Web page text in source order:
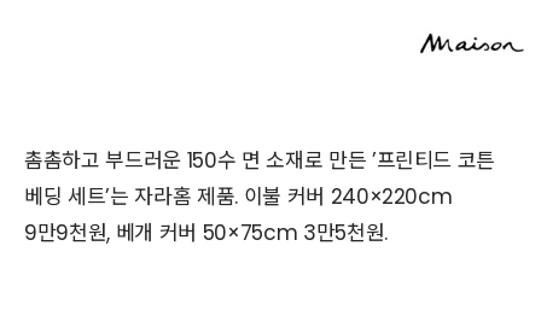
촘촘하고 부드러운 150수 면 소재로 만든 ’프린티드 코튼
베딩 세트’는 자라홈 제품. 이불 커버 240×220cm
9만9천원, 베개 커버 50×75cm 3만5천원.